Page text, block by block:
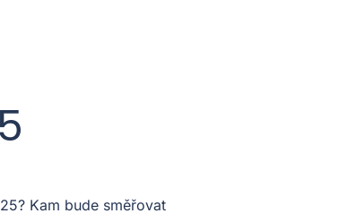
Kam bude směřovat